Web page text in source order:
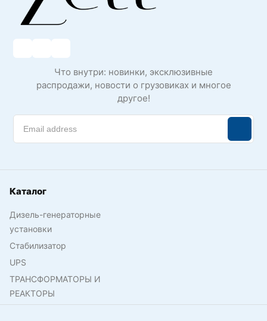
Что внутри: новинки, эксклюзивные
распродажи, новости о грузовиках и многое
другое!
Каталог
Дизель-генераторные
установки
Стабилизатор
UPS
ТРАНСФОРМАТОРЫ И
РЕАКТОРЫ